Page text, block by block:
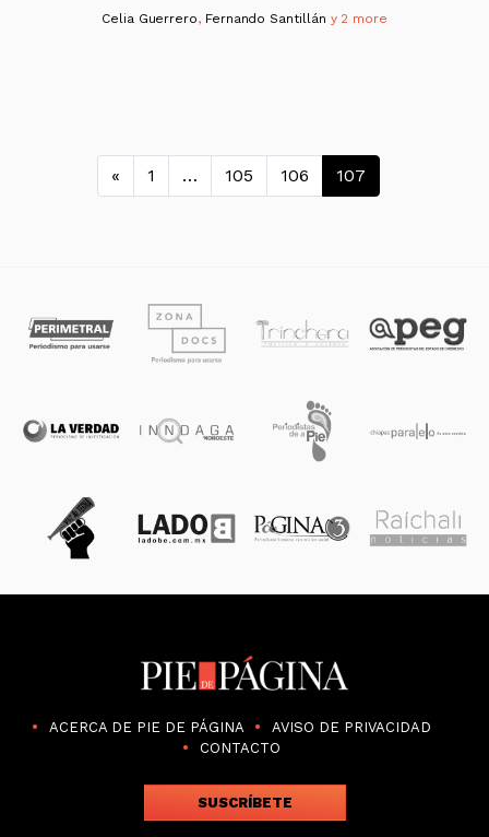
Celia Guerrero, Fernando Santillán y 2 more
Navegación de entradas
« 1 … 105 106 107
ACERCA DE PIE DE PÁGINA
AVISO DE PRIVACIDAD
CONTACTO
SUSCRÍBETE